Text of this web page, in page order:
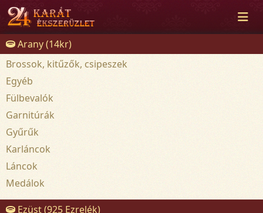
Arany (14kr)
Brossok, kitűzők, csipeszek
Egyéb
Fülbevalók
Garnitúrák
Gyűrűk
Karláncok
Láncok
Medálok
Ezüst (925 Ezrelék)